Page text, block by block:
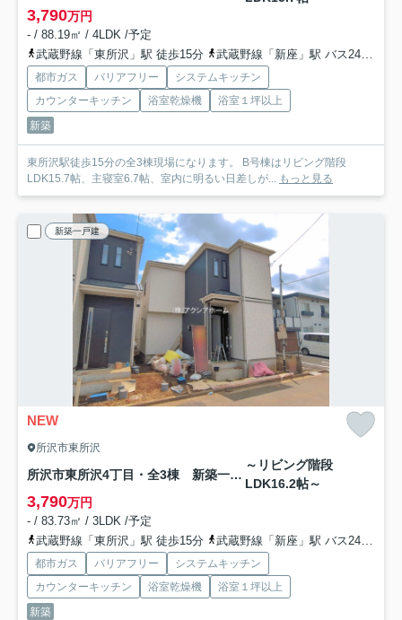
3,790万円
- / 88.19㎡ / 4LDK /予定
武蔵野線「東所沢」駅 徒歩15分
武蔵野線「新座」駅 バス24分 西武バス「本郷」 停歩7分
都市ガス バリアフリー
システムキッチン
カウンターキッチン
浴室乾燥機
浴室１坪以上
新築
東所沢駅徒歩15分の全3棟現場になります。 B号棟はリビング階段
LDK15.7帖、主寝室6.7帖、室内に明るい日差しが... もっと見る
新築一戸建
NEW
所沢市東所沢
所沢市東所沢4丁目・全3棟 新築一戸建 A号棟
～リビング階段
LDK16.2帖～
3,790万円
- / 83.73㎡ / 3LDK /予定
武蔵野線「東所沢」駅 徒歩15分
武蔵野線「新座」駅 バス24分 西武バス「本郷」 停歩7分
都市ガス バリアフリー
システムキッチン
カウンターキッチン
浴室乾燥機
浴室１坪以上
新築